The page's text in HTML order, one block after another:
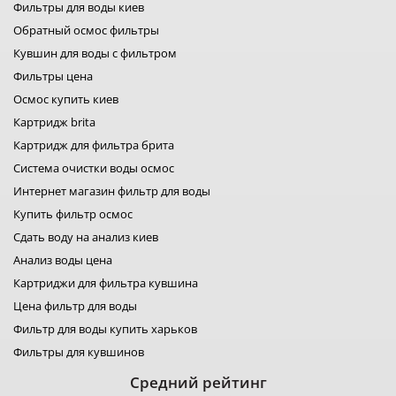
чаще выбирают обратный осмос.
НУЖЕН ЛИ АНАЛИЗ ВОДЫ?
очистки.
Для этого используют умягчители воды.
КАКОЙ ФИЛЬТР НУЖЕН ДЛЯ СКВАЖИНЫ?
Обычно требуется комплексная система очистки воды.
КАК ЧАСТО МЕНЯТЬ КАРТРИДЖИ?
Срок замены зависит от типа картриджа и качества воды.
МОЖНО ЛИ ПИТЬ ВОДУ ПОСЛЕ ФИЛЬТРА?
Да, современные системы очистки делают воду
безопасной и комфортной для питья.
фильтры для воды bwt
фильтры filter1
лидер фильтр
лидер комфорт
фильтры для воды organic
фильтр для воды platinum wasser
фильтры raifil
ustm картридж
гейзер фильтр для воды
фильтр новая вода
фильтр роса
фильтры свод
фильтр для воды
фильтры аквафильтр
аквафор кувшины
Фильтры для воды киев
Обратный осмос фильтры
Кувшин для воды с фильтром
Фильтры цена
Осмос купить киев
Картридж brita
Картридж для фильтра брита
Система очистки воды осмос
Интернет магазин фильтр для воды
Купить фильтр осмос
Сдать воду на анализ киев
Анализ воды цена
Картриджи для фильтра кувшина
Цена фильтр для воды
Фильтр для воды купить харьков
Фильтры для кувшинов
Средний рейтинг